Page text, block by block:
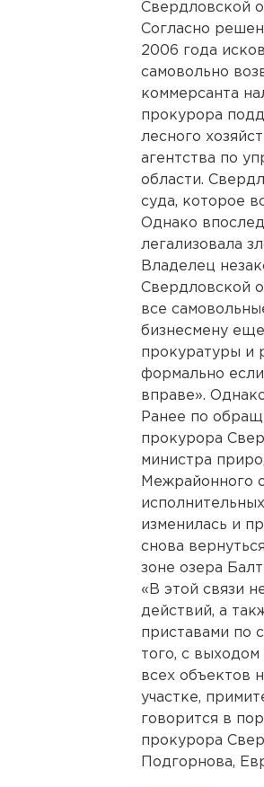
Свердловской
Согласно
2006 года
самовольно
коммерсанта
прокурора
лесного
агентства по
области.
суда, которое
Однако
легализовала
Владелец
Свердловской
все
бизнесмену
прокуратуры и
формально
вправе».
Ранее по
прокурора
министра
Межрайонного
изменилась и
снова
зоне озера
«В этой связи
действий, а
приставами по
того, с
всех объектов
участке,
говорится в
прокурора
Подгорнова,